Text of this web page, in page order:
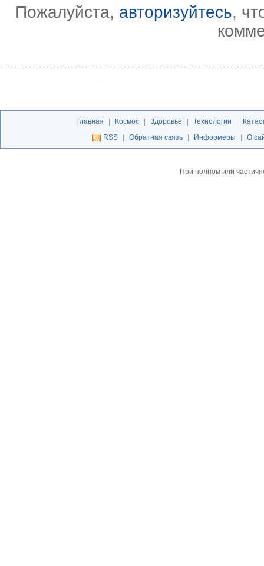
Пожалуйста, авторизуйтесь,
Главная Космос Здоровье Технологии
RSS
Обратная связь Информеры О
При полном или